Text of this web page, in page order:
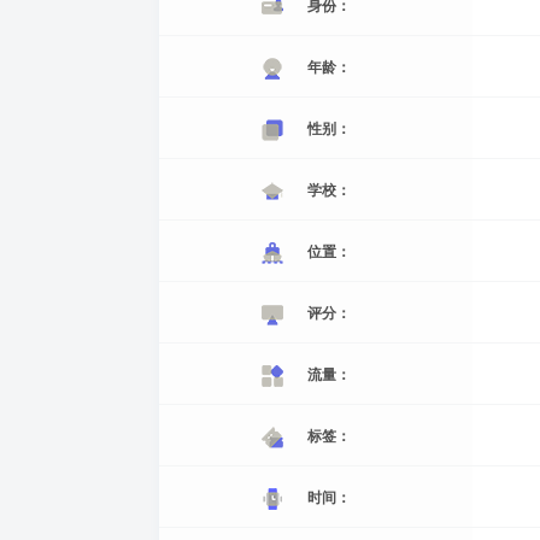
身份：
年龄：
性别：
学校：
位置：
评分：
流量：
标签：
时间：